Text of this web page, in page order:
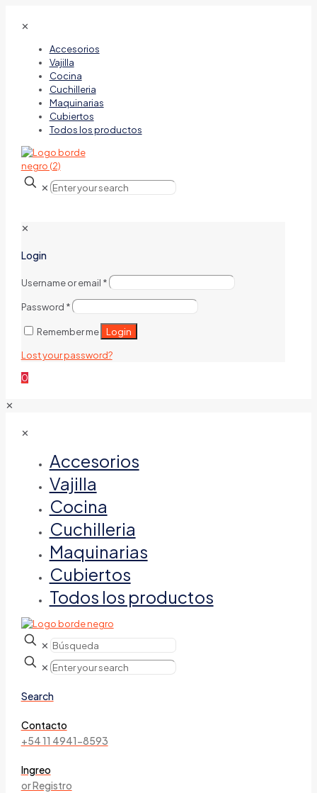
✕
Accesorios
Vajilla
Cocina
Cuchilleria
Maquinarias
Cubiertos
Todos los productos
✕
✕
Login
Username or email *
Password *
Remember me Login
Lost your password?
0
✕
✕
Accesorios
Vajilla
Cocina
Cuchilleria
Maquinarias
Cubiertos
Todos los productos
✕
✕
Search
Contacto
+54 11 4941-8593
Ingreo
or Registro